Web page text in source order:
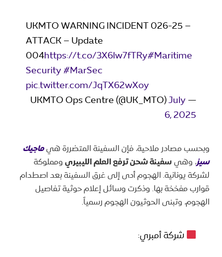
UKMTO WARNING INCIDENT 026-25 –
ATTACK – Update
004https://t.co/3X6lw7fTRy#Maritime
Security#MarSec
pic.twitter.com/JqTX62wXoy
— UKMTO Ops Centre (@UK_MTO)
July
6, 2025
وبحسب مصادر ملاحية، فإن السفينة المتضررة هيماجيك
سيز، وهيسفينة شحن ترفع العلم الليبيريومملوكة
لشركة يونانية. الهجوم أدى إلى غرق السفينة بعد اصطدام
قوارب مفخخة بها. وذكرت وسائل إعلام حوثية تفاصيل
الهجوم، وتبنى الحوثيون الهجوم رسمياً.
شركة أمبري: